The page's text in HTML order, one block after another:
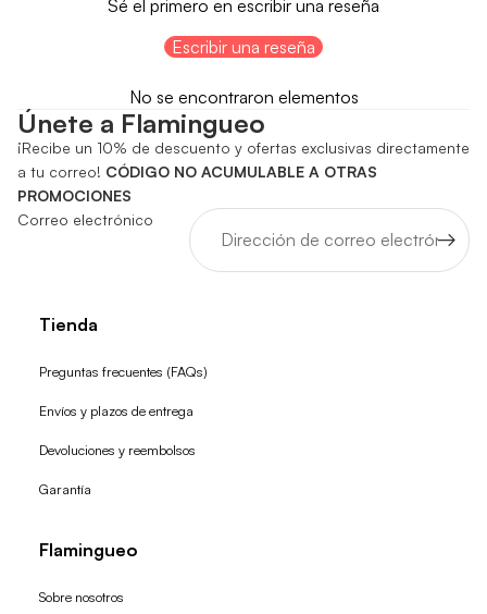
Sé el primero en escribir una reseña
Escribir una reseña
No se encontraron elementos
Únete a Flamingueo
¡Recibe un 10% de descuento y ofertas exclusivas directamente
a tu correo! CÓDIGO NO ACUMULABLE A OTRAS
PROMOCIONES
Correo electrónico
Tienda
Preguntas frecuentes (FAQs)
Envíos y plazos de entrega
Devoluciones y reembolsos
Garantía
Flamingueo
Sobre nosotros